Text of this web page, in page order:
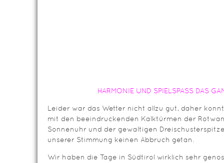
HARMONIE UND SPIELSPASS DAS
Leider war das Wetter nicht allzu gut, daher
mit den beeindruckenden Kalktürmen der
Sonnenuhr und der gewaltigen
unserer Stimmung keinen Abbruch getan.
Wir haben die Tage in Südtirol wirklich sehr